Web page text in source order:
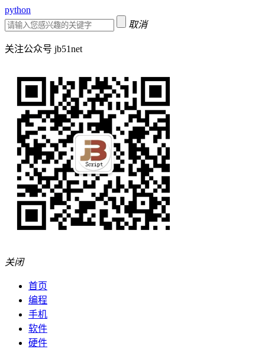
python
取消
关注公众号 jb51net
关闭
首页
编程
手机
软件
硬件